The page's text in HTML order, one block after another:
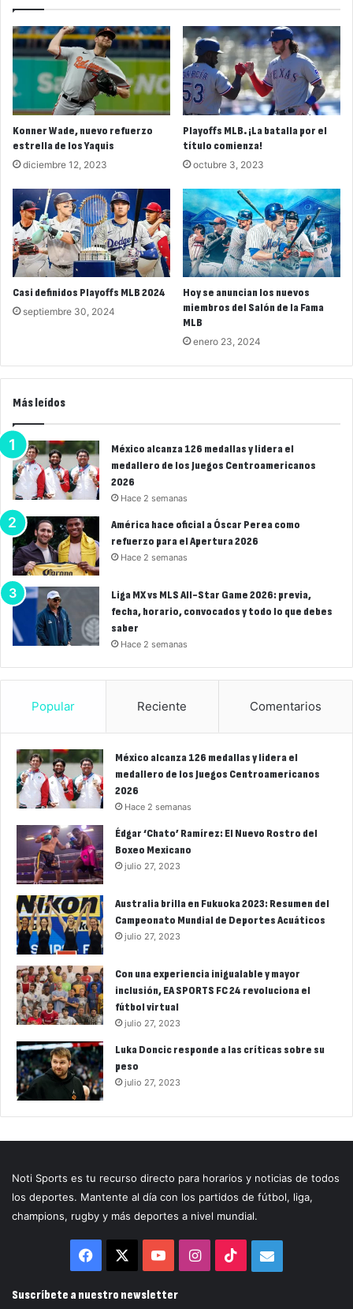
Konner Wade, nuevo refuerzo
estrella de los Yaquis
diciembre 12, 2023
Playoffs MLB. ¡La batalla por el
título comienza!
octubre 3, 2023
Casi definidos Playoffs MLB 2024
septiembre 30, 2024
Hoy se anuncian los nuevos
miembros del Salón de la Fama
MLB
enero 23, 2024
Más leídos
México alcanza 126 medallas y lidera el
medallero de los Juegos Centroamericanos
2026
Hace 2 semanas
América hace oficial a Óscar Perea como
refuerzo para el Apertura 2026
Hace 2 semanas
Liga MX vs MLS All-Star Game 2026: previa,
fecha, horario, convocados y todo lo que debes
saber
Hace 2 semanas
Popular Reciente Comentarios
México alcanza 126 medallas y lidera el
medallero de los Juegos Centroamericanos
2026
Hace 2 semanas
Édgar ‘Chato’ Ramírez: El Nuevo Rostro del
Boxeo Mexicano
julio 27, 2023
Australia brilla en Fukuoka 2023: Resumen del
Campeonato Mundial de Deportes Acuáticos
julio 27, 2023
Con una experiencia inigualable y mayor
inclusión, EA SPORTS FC 24 revoluciona el
fútbol virtual
julio 27, 2023
Luka Doncic responde a las críticas sobre su
peso
julio 27, 2023
Noti Sports es tu recurso directo para horarios y noticias de todos
los deportes. Mantente al día con los partidos de fútbol, liga,
champions, rugby y más deportes a nivel mundial.
Facebook YouTubeInstagram
TikTokCorreo
Suscríbete a nuestro newsletter